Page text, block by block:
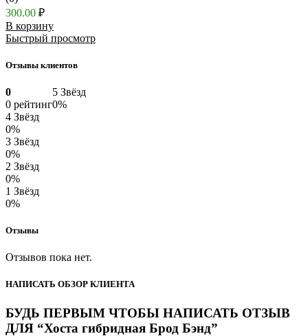
300.00 ₽
В корзину
Быстрый просмотр
Отзывы клиентов
0
0 рейтинг
5 Звёзд
0%
4 Звёзд
0%
3 Звёзд
0%
2 Звёзд
0%
1 Звёзд
0%
Отзывы
Отзывов пока нет.
НАПИСАТЬ ОБЗОР КЛИЕНТА
БУДЬ ПЕРВЫМ ЧТОБЫ НАПИСАТЬ ОТЗЫВ
ДЛЯ “Хоста гибридная Брод Бэнд”